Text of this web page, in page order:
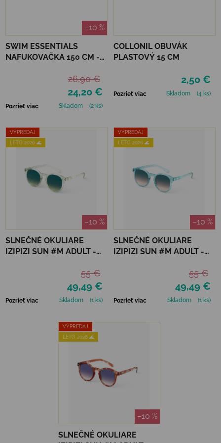
–10 %
SWIM ESSENTIALS
NAFUKOVAČKA 150 CM -
24,20 €
26,90 €
Pozrieť viac Skladom (2 ks)
COLLONIL OBUVÁK
PLASTOVÝ 15 CM
2,50 €
Pozrieť viac Skladom (4 ks)
VÝPREDAJ
LETO 2026 🌊
–10 %
SLNEČNÉ OKULIARE
IZIPIZI SUN #M ADULT -
49,49 €
55 €
Pozrieť viac Skladom (1 ks)
VÝPREDAJ
LETO 2026 🌊
–10 %
SLNEČNÉ OKULIARE
IZIPIZI SUN #M ADULT -
49,49 €
55 €
Pozrieť viac Skladom (1 ks)
VÝPREDAJ
LETO 2026 🌊
–10 %
SLNEČNÉ OKULIARE